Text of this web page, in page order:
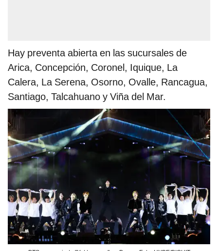
Hay preventa abierta en las sucursales de
Arica, Concepción, Coronel, Iquique, La
Calera, La Serena, Osorno, Ovalle, Rancagua,
Santiago, Talcahuano y Viña del Mar.